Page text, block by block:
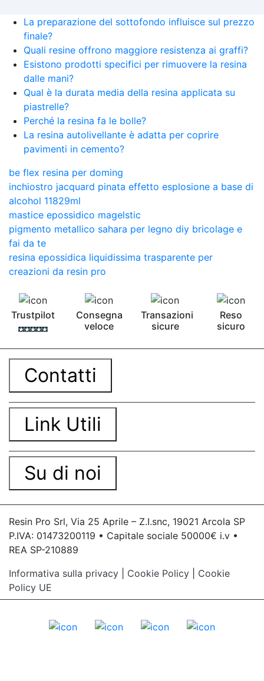
La preparazione del sottofondo influisce sul prezzo
finale?
Quali resine offrono maggiore resistenza ai graffi?
Esistono prodotti specifici per rimuovere la resina
dalle mani?
Qual è la durata media della resina applicata su
piastrelle?
Perché la resina fa le bolle?
La resina autolivellante è adatta per coprire
pavimenti in cemento?
be flex resina per doming
inchiostro jacquard pinata effetto esplosione a base di
alcohol 11829ml
mastice epossidico magelstic
pigmento metallico sahara per legno diy bricolage e
fai da te
resina epossidica liquidissima trasparente per
creazioni da resin pro
Trustpilot
Consegna
veloce
Transazioni
sicure
Reso
sicuro
Contatti
Link Utili
Su di noi
Resin Pro Srl, Via 25 Aprile – Z.I.snc, 19021 Arcola SP
P.IVA: 01473200119 • Capitale sociale 50000€ i.v •
REA SP-210889
Informativa sulla privacy
Cookie Policy
Cookie
Policy UE